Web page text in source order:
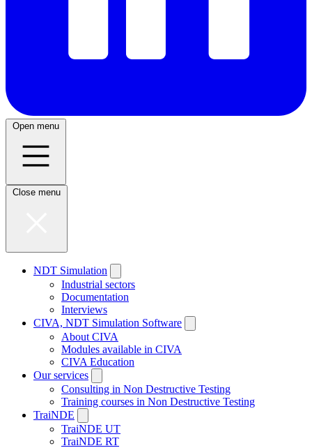
Open menu
Close menu
NDT Simulation
Industrial sectors
Documentation
Interviews
CIVA, NDT Simulation Software
About CIVA
Modules available in CIVA
CIVA Education
Our services
Consulting in Non Destructive Testing
Training courses in Non Destructive Testing
TraiNDE
TraiNDE UT
TraiNDE RT